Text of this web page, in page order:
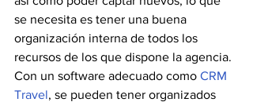
se necesita es tener una buena
organización interna de todos los
recursos de los que dispone la agencia.
Con un software adecuado como CRM
Travel, se pueden tener organizados